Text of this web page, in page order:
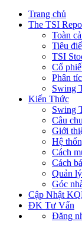
Trang chủ
The TSI
Toàn
Tiêu
TSI
Cổ
Phân
Swing
Kiến Thức
Swing
Câu
Giới
Hệ
Cách
Cách
Quản
Góc
Cập Nhật
ĐK Tư Vấn
Đăng